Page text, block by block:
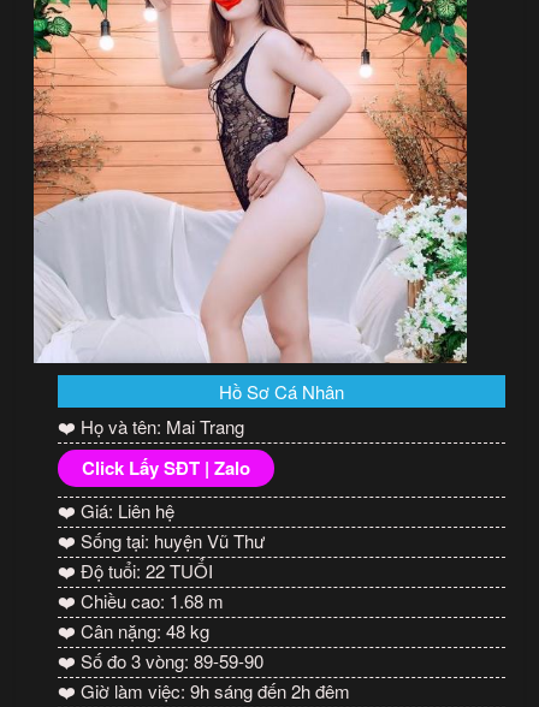
Hồ Sơ Cá Nhân
❤️ Họ và tên: Mai Trang
Click Lấy SĐT | Zalo
❤️ Giá: Liên hệ
❤️ Sống tại: huyện Vũ Thư
❤️ Độ tuổi: 22 TUỔI
❤️ Chiều cao: 1.68 m
❤️ Cân nặng: 48 kg
❤️ Số đo 3 vòng: 89-59-90
❤️ Giờ làm việc: 9h sáng đến 2h đêm